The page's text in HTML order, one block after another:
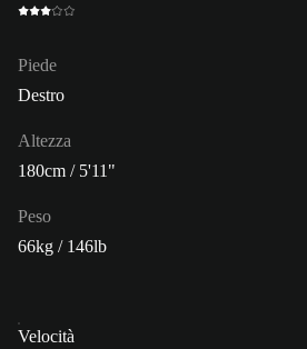
Piede
Destro
Altezza
180cm / 5'11"
Peso
66kg / 146lb
Velocità